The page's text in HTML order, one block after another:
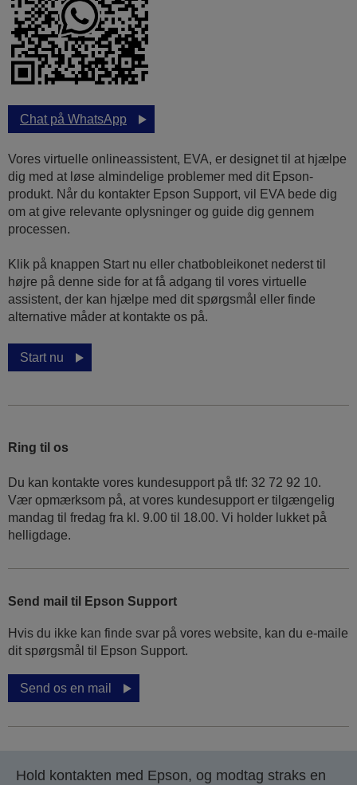
Chat på WhatsApp
Vores virtuelle onlineassistent, EVA, er designet til at hjælpe
dig med at løse almindelige problemer med dit Epson-
produkt. Når du kontakter Epson Support, vil EVA bede dig
om at give relevante oplysninger og guide dig gennem
processen.
Klik på knappen Start nu eller chatbobleikonet nederst til
højre på denne side for at få adgang til vores virtuelle
assistent, der kan hjælpe med dit spørgsmål eller finde
alternative måder at kontakte os på.
Start nu
Ring til os
Du kan kontakte vores kundesupport på tlf: 32 72 92 10.
Vær opmærksom på, at vores kundesupport er tilgængelig
mandag til fredag ​​fra kl. 9.00 til 18.00. Vi holder lukket på
helligdage.
Send mail til Epson Support
Hvis du ikke kan finde svar på vores website, kan du e-maile
dit spørgsmål til Epson Support.
Send os en mail
Hold kontakten med Epson, og modtag straks en